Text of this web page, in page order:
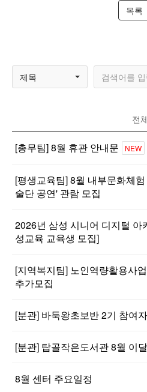
목록
제목
전
[총무팀] 8월 휴관 안내문 NEW
[평생교육팀] 8월 내부문화체
술단 공연' 관람 모집
2026년 삼성 시니어 디지털 아
성교육 교육생 모집]
[지역복지팀] 노인역량활용사
추가모집
[분관] 바둑왕초보반 2기 참여
[분관] 탑골작은도서관 8월 이
8월 센터 주요일정